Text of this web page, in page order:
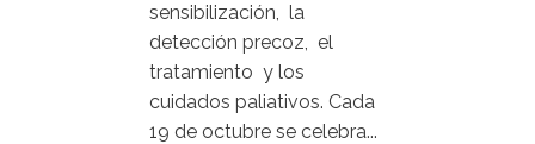
sensibilización, la
detección precoz, el
tratamiento y los
cuidados paliativos. Cada
19 de octubre se celebra...